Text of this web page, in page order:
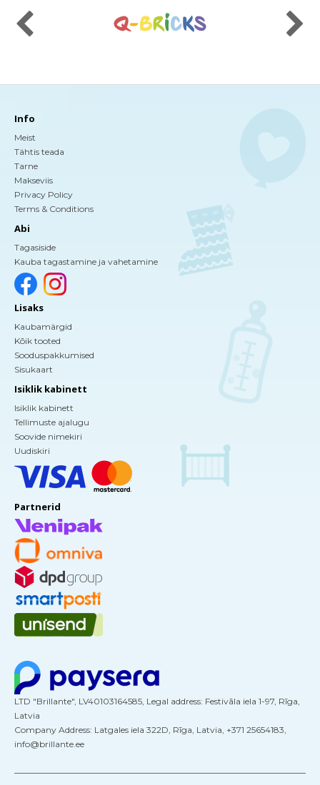
Info
Meist
Tähtis teada
Tarne
Makseviis
Privacy Policy
Terms & Conditions
Abi
Tagasiside
Kauba tagastamine ja vahetamine
Lisaks
Kaubamärgid
Kõik tooted
Sooduspakkumised
Sisukaart
Isiklik kabinett
Isiklik kabinett
Tellimuste ajalugu
Soovide nimekiri
Uudiskiri
Partnerid
LTD "Brillante", LV40103164585, Legal address: Festivāla iela 1-97, Rīga,
Latvia
Company Address: Latgales iela 322D, Rīga, Latvia, +371 25654183,
info@brillante.ee